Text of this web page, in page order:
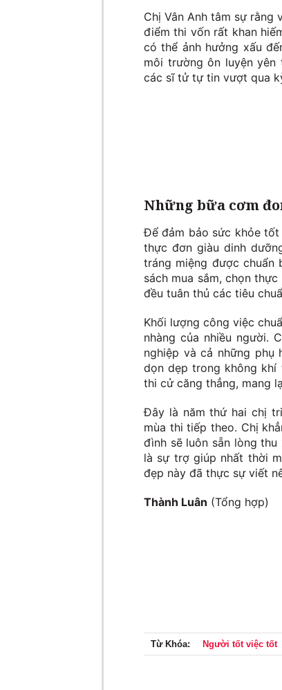
Chị Vân Anh tâm sự rằng
điểm thi vốn rất khan
có thể ảnh hưởng xấu
môi trường ôn luyện yên
các sĩ tử tự tin vượt qua
Những bữa cơm
Để đảm bảo sức khỏe tốt
thực đơn giàu dinh
tráng miệng được
sách mua sắm, chọn
đều tuân thủ các tiêu
Khối lượng công việc
nhàng của nhiều người.
nghiệp và cả những phụ
dọn dẹp trong không
thi cử căng thẳng, mang
Đây là năm thứ hai chị
mùa thi tiếp theo. Chị
đình sẽ luôn sẵn lòng
là sự trợ giúp nhất thời
đẹp này đã thực sự viết
Thành Luân (Tổng hợp)
Từ Khóa: Người tốt việc tốt